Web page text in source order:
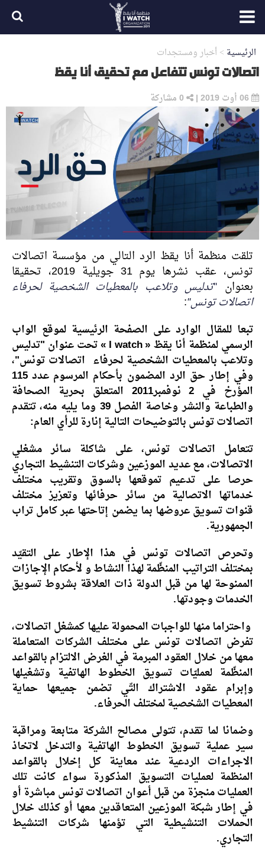
الرئيسية >أخبار ومستجدات
اتصالات تونس تتفاعل مع تحقيق أنا يقظ
|
0مشاركة
تلقت منظمة أنا يقظ الرد التالي من مؤسسة اتصالات
تونس، عقب نشرها يوم 31 جويلية 2019، تحقيقا
بعنوان "تدليس وتلاعب بالمعطيات الشخصية لحرفاء
اتصالات تونس"
:
تبعا للمقال الوارد على الصفحة الرئيسية لموقع الواب
الرسمي لمنظمة أنا يقظ « I watch » تحت عنوان "تدليس
وتلاعب بالمعطيات الشخصية لحرفاء اتصالات تونس"،
وفي إطار حق الرد المضمون بأحكام المرسوم عدد 115
المؤرخ في 2 نوفمبر2011 المتعلق بحرية الصحافة
والطباعة والنشر وخاصة الفصل 39 وما يليه منه، تتقدم
اتصالات تونس بالتوضيحات التالية إنارة للرأي العام:
تتعامل اتصالات تونس، على شاكلة سائر مشغلي
الاتصالات، مع عديد الموزعين وشركات التنشيط التجاري
حرصا على تدعيم تموقعها بالسوق وتقريب مختلف
خدماتها الاتصالية من سائر حرفائها وتعزيز مختلف
قنوات تسويق عروضها بما يضمن إتاحتها عبر كامل تراب
الجمهورية.
وتحرص اتصالات تونس في هذا الإطار على التقيّد
بمختلف التراتيب المنظّمة لهذا النشاط و لأحكام الإجازات
الممنوحة لها من قبل الدولة ذات العلاقة بشروط تسويق
الخدمات وجودتها.
واحتراما منها للواجبات المحمولة عليها كمشغل اتصالات،
تفرض اتصالات تونس على مختلف الشركات المتعاملة
معها من خلال العقود المبرمة في الغرض الالتزام بالقواعد
المنظّمة لعمليّات تسويق الخطوط الهاتفية وتشغيلها
وإبرام عقود الاشتراك التّي تضمن جميعها حماية
المعطيات الشخصية لمختلف الحرفاء.
وضمانا لما تقدم، تتولى مصالح الشركة متابعة ومراقبة
سير عملية تسويق الخطوط الهاتفية والتدخل لاتخاذ
الاجراءات الردعية عند معاينة كل إخلال بالقواعد
المنظمة لعمليات التسويق المذكورة سواء كانت تلك
العمليات منجزة من قبل أعوان اتصالات تونس مباشرة أو
في إطار شبكة الموزعين المتعاقدين معها أو كذلك خلال
الحملات التنشيطية التي تؤمنها شركات التنشيط
التجاري.